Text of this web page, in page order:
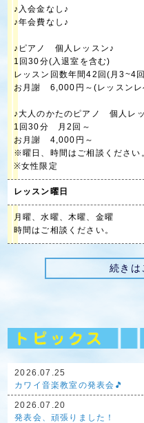
♪入会金なし♪
♪年会費なし♪
♪ピアノ 個人レッスン♪
1回30分(入退室を含む)
レッスン回数年間42回(月3~4
お月謝 6,000円～(レッスンレ
♪大人のかたのピアノ 個人レ
1回30分 月2回～
お月謝 4,000円～
※曜日、時間はご相談ください
※女性限定
レッスン曜日
月曜、水曜、木曜、金曜
時間はご相談ください。
続きは
2026.07.25
カワイ音楽教室の発表会🎵
2026.07.20
発表会、頑張りました！